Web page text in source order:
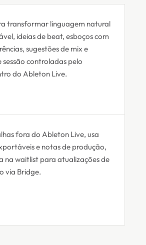
transformar linguagem natural
ideias de beat, esboços com
sugestões de mix e
sessão controladas pelo
do Ableton Live.
fora do Ableton Live, usa
e notas de produção,
na waitlist para atualizações de
via Bridge.